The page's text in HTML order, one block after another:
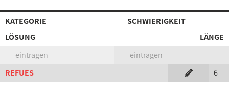
KATEGORIE
SCHWIERIGKEIT
LÖSUNG
LÄNGE
eintragen
eintragen
REFUES
6